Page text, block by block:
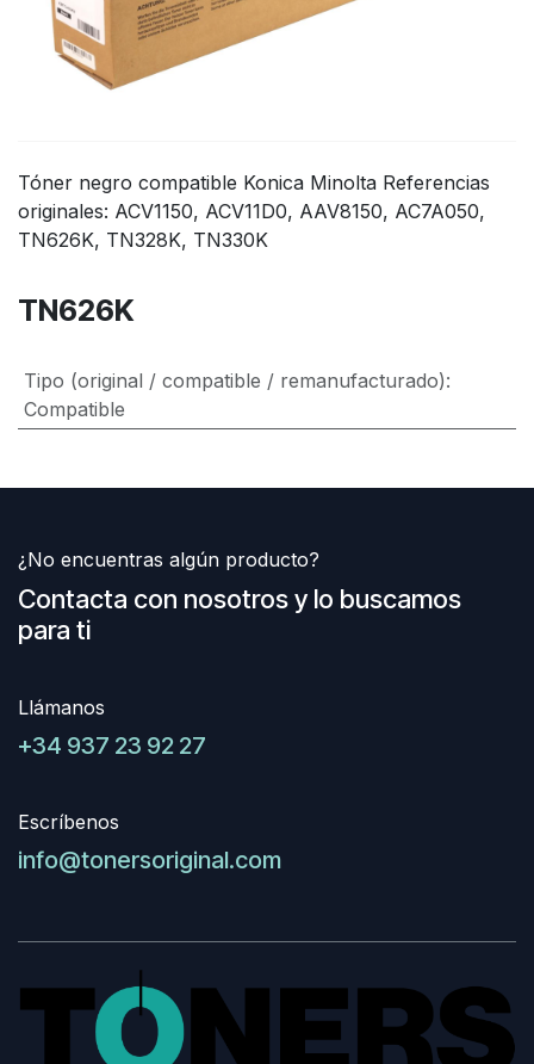
Tóner negro compatible Konica Minolta Referencias
originales: ACV1150, ACV11D0, AAV8150, AC7A050,
TN626K, TN328K, TN330K
TN626K
Tipo (original / compatible / remanufacturado):
Compatible
¿No encuentras algún producto?
Contacta con nosotros y lo buscamos
para ti
Llámanos
+34 937 23 92 27
Escríbenos
info@tonersoriginal.com